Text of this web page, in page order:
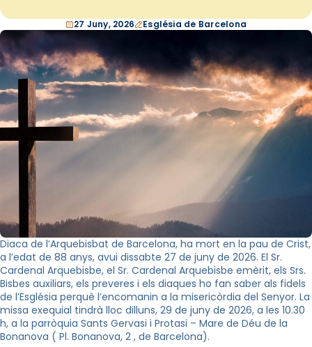
27 Juny, 2026 Església de Barcelona
Diaca de l’Arquebisbat de Barcelona, ha mort en la pau de Crist,
a l’edat de 88 anys, avui dissabte 27 de juny de 2026. El Sr.
Cardenal Arquebisbe, el Sr. Cardenal Arquebisbe emèrit, els Srs.
Bisbes auxiliars, els preveres i els diaques ho fan saber als fidels
de l’Església perquè l’encomanin a la misericòrdia del Senyor. La
missa exequial tindrà lloc dilluns, 29 de juny de 2026, a les 10.30
h, a la parròquia Sants Gervasi i Protasi – Mare de Déu de la
Bonanova ( Pl. Bonanova, 2 , de Barcelona).